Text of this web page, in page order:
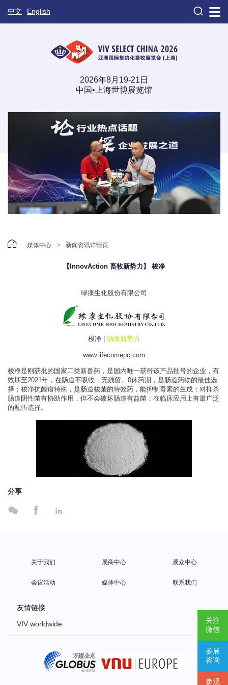
中文 English 
2026年8月19-21日
中国•上海世博展览馆
关注
微信
参展
咨询
参观
 媒体中心 > 新闻资讯详情页
【InnovAction 畜牧新势力】 梭净
绿康生化股份有限公司
梭净 | 动保新势力
www.lifecomepc.com
梭净是刚获批的国家二类新兽药，是国内唯一获得该产品批号的企业，有
效期至2021年，在肠道不吸收，无残留、0休药期，是肠道药物的最佳选
择；梭净抗菌谱特殊，是肠道梭菌的特效药，能抑制毒素的生成；对抑杀
肠道阴性菌有协助作用，但不会破坏肠道有益菌；在临床应用上有最广泛
的配伍选择。
分享
  
关于我们 展商中心 观众中心
会议活动 媒体中心 联系我们
友情链接
VIV worldwide
Poultry Africa